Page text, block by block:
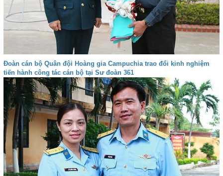
Đoàn cán bộ Quân đội Hoàng gia Campuchia trao đổi kinh nghiệm
tiến hành công tác cán bộ tại Sư đoàn 361